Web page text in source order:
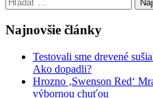
Najnovšie články
Testovali sme drevené
Ako dopadli?
Hrozno ‚Swenson Red‘
výbornou chuťou